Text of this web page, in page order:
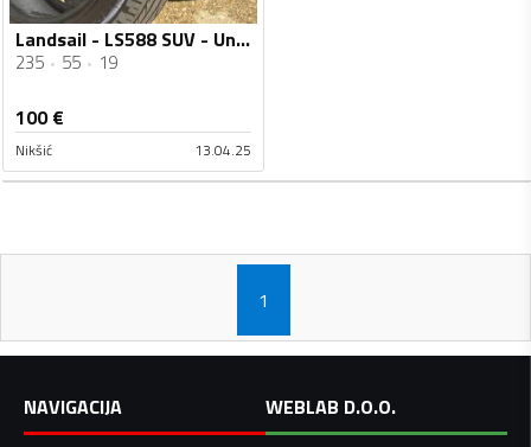
Landsail - LS588 SUV - Univerzalna guma
235 55 19
100€
Nikšić 13.04.25
1
NAVIGACIJA
WEBLAB D.O.O.